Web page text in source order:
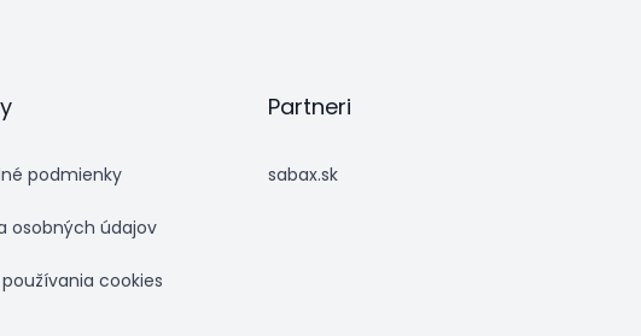
podmienky
osobných údajov
cookies
Partneri
sabax.sk